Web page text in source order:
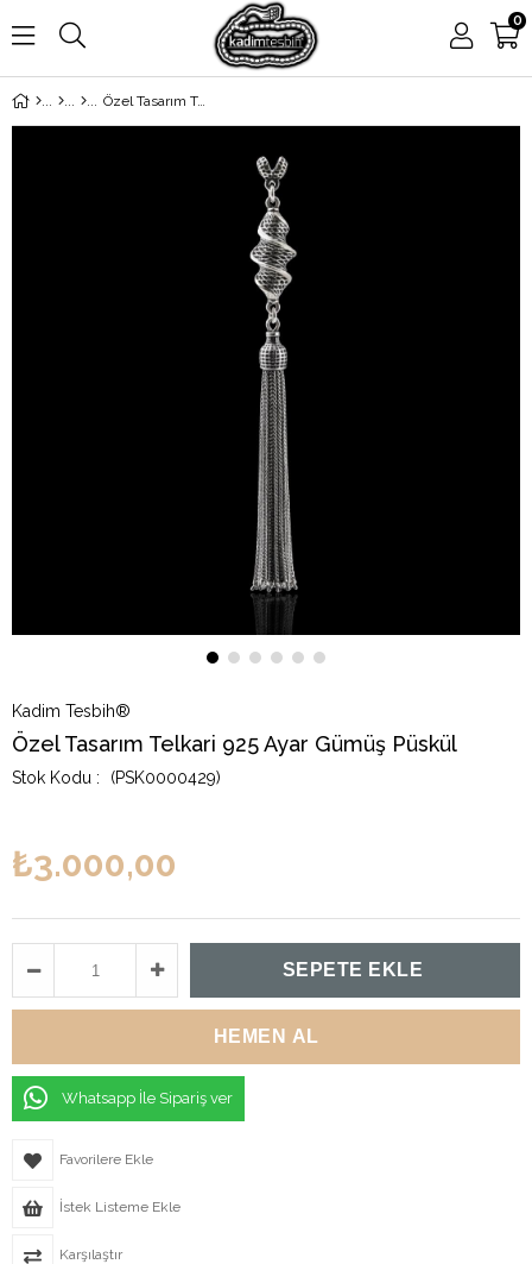
0
Özel Tasarım Telkari 925 Ayar Gümüş Püskül
Kadim Tesbih®
Özel Tasarım Telkari 925 Ayar Gümüş Püskül
(PSK0000429)
₺3.000,00
Whatsapp İle Sipariş ver
Favorilere Ekle
İstek Listeme Ekle
Karşılaştır